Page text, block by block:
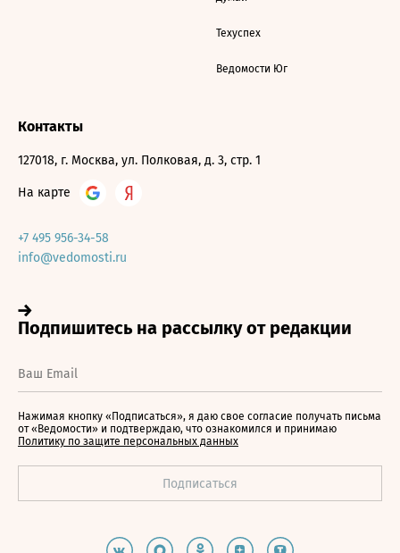
Техуспех
Ведомости Юг
Контакты
127018, г. Москва, ул. Полковая, д. 3, стр. 1
На карте
+7 495 956-34-58
info@vedomosti.ru
Нажимая кнопку «Подписаться», я даю свое согласие получать письма
от «Ведомости» и подтверждаю, что ознакомился и принимаю
Политику по защите персональных данных